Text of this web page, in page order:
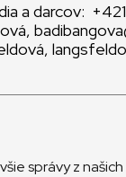
a darcov:
správy z